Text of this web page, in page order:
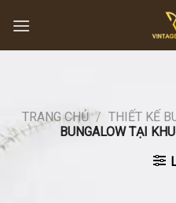
content
TRANG CHỦ / THIẾT KẾ
BUNGALOW TẠI